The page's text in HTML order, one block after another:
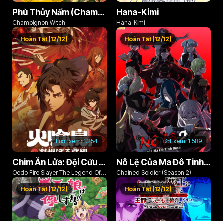
Phù Thủy Nấm (Champignon no Majo)
Champignon Witch
Hana-Kimi
Hana-Kimi
Lượt xem:1.254
Hoàn Tất (12/12)
Chim Ăn Lửa: Đội Cứu Hỏa Rách Rưới Vùng Ushu
Oedo Fire Slayer The Legend Of
Phoenix
Lượt xem:1.589
Hoàn Tất (12/12)
Nô Lệ Của Ma Đô Tinh Binh (Phần 2)
Chained Soldier (Season 2)
Hoàn Tất (12/12) Hoàn Tất (12/12)